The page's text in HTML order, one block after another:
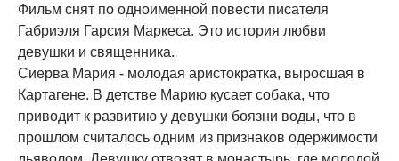
Фильм снят по одноименной повести писателя
Габриэля Гарсия Маркеса. Это история любви
девушки и священника.
Сиерва Мария - молодая аристократка, выросшая в
Картагене. В детстве Марию кусает собака, что
приводит к развитию у девушки боязни воды, что в
прошлом считалось одним из признаков одержимости